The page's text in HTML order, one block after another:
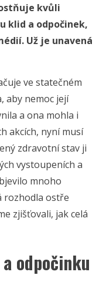
kvůli
klid a odpočinek,
Už je unavená
ve statečném
aby nemoc její
a ona mohla i
akcích, nyní musí
zdravotní stav ji
vystoupeních a
mnoho
rozhodla ostře
zjišťovali, jak celá
odpočinku